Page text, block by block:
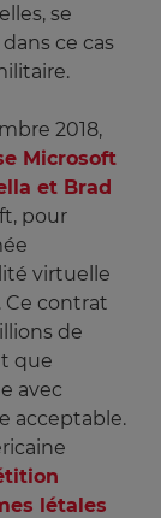
se
ce cas
2018,
Microsoft
et Brad
pour
virtuelle
Ce contrat
de
que
avec
acceptable.
létales